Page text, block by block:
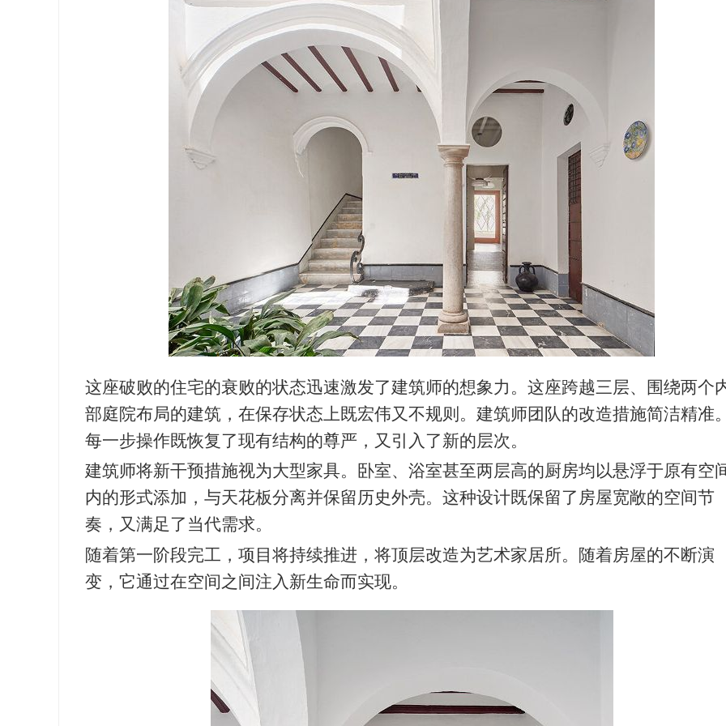
这座破败的住宅的衰败的状态迅速激发了建筑师的想象力。这座跨越三层、围绕两个
部庭院布局的建筑，在保存状态上既宏伟又不规则。建筑师团队的改造措施简洁精准
每一步操作既恢复了现有结构的尊严，又引入了新的层次。
建筑师将新干预措施视为大型家具。卧室、浴室甚至两层高的厨房均以悬浮于原有空
内的形式添加，与天花板分离并保留历史外壳。这种设计既保留了房屋宽敞的空间节
奏，又满足了当代需求。
随着第一阶段完工，项目将持续推进，将顶层改造为艺术家居所。随着房屋的不断演
变，它通过在空间之间注入新生命而实现。